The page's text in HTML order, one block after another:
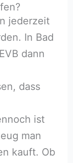
jederzeit
In Bad
dann
dass
ist
man
kauft. Ob